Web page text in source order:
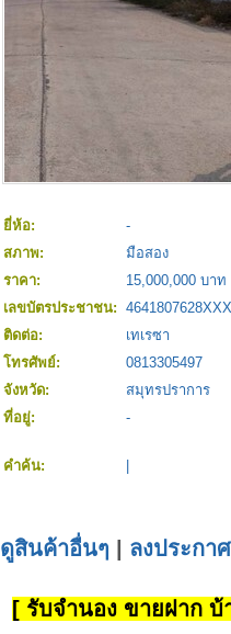
ยี่ห้อ: -
สภาพ:
มือสอง
ราคา:
15,000,000 บาท
เลขบัตรประชาชน: 4641807628XXX
ติดต่อ:
เทเรซา
โทรศัพย์:
0813305497
จังหวัด:
สมุทรปราการ
ที่อยู่:
-
คำค้น:
ดูสินค้าอื่นๆ ลงประกาศ
[ รับจำนอง ขายฝาก บ้